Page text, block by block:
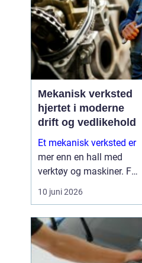
Mekanisk verksted
hjertet i moderne
drift og vedlikehold
Et mekanisk verksted er
mer enn en hall med
verktøy og maskiner. For
mange bedrifter er
verkstedet selve
gjør at produksjon,
anleggsdrift og transport
ikke stopper opp. Her k...
10 juni 2026